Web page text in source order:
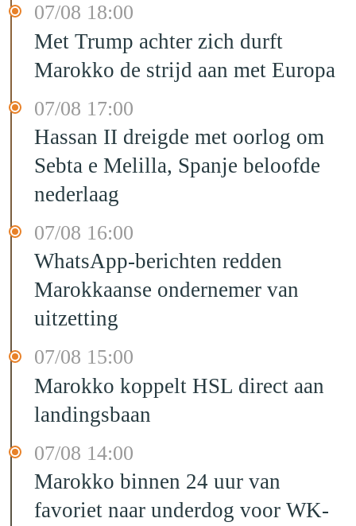
07/08 18:00
Met Trump achter zich durft
Marokko de strijd aan met Europa
07/08 17:00
Hassan II dreigde met oorlog om
Sebta e Melilla, Spanje beloofde
nederlaag
07/08 16:00
WhatsApp-berichten redden
Marokkaanse ondernemer van
uitzetting
07/08 15:00
Marokko koppelt HSL direct aan
landingsbaan
07/08 14:00
Marokko binnen 24 uur van
favoriet naar underdog voor WK-